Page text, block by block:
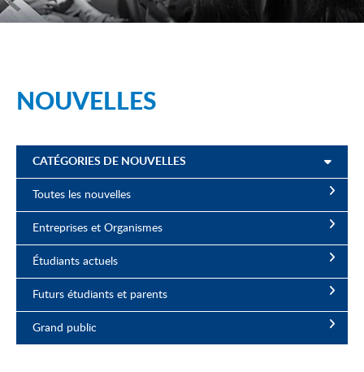
NOUVELLES
CATÉGORIES DE NOUVELLES
Toutes les nouvelles
Entreprises et Organismes
Étudiants actuels
Futurs étudiants et parents
Grand public